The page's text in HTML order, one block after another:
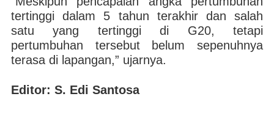
tertinggi dalam 5 tahun terakhir dan salah
satu yang tertinggi di G20, tetapi
pertumbuhan tersebut belum sepenuhnya
terasa di lapangan,” ujarnya.
Editor: S. Edi Santosa